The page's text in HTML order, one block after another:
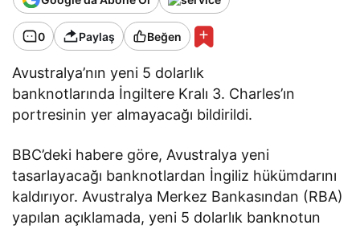
0 Paylaş Beğen
Avustralya’nın yeni 5 dolarlık
banknotlarında İngiltere Kralı 3. Charles’ın
portresinin yer almayacağı bildirildi.
BBC’deki habere göre, Avustralya yeni
tasarlayacağı banknotlardan İngiliz hükümdarını
kaldırıyor. Avustralya Merkez Bankasından (RBA)
yapılan açıklamada, yeni 5 dolarlık banknotun